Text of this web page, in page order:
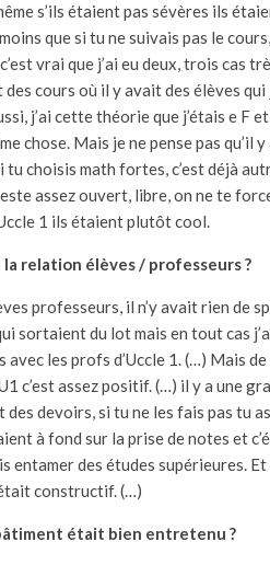
s’ils étaient pas sévères ils
que si tu ne suivais pas le
vrai que j’ai eu deux, trois cas
cours où il y avait des élèves
j’ai cette théorie que j’étais e F
chose. Mais je ne pense pas
tu choisis math fortes, c’est déjà
assez ouvert, libre, on ne te
1 ils étaient plutôt cool.
la relation élèves / professeurs ?
professeurs, il n’y avait rien de
sortaient du lot mais en tout cas
avec les profs d’Uccle 1. (…) Mais
c’est assez positif. (…) il y a une
devoirs, si tu ne les fais pas tu
à fond sur la prise de notes et
entamer des études supérieures.
constructif. (…)
était bien entretenu ?